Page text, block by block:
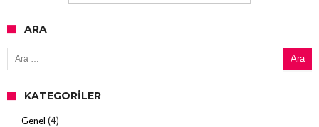
ARA
Arama:
KATEGORILER
Genel (4)